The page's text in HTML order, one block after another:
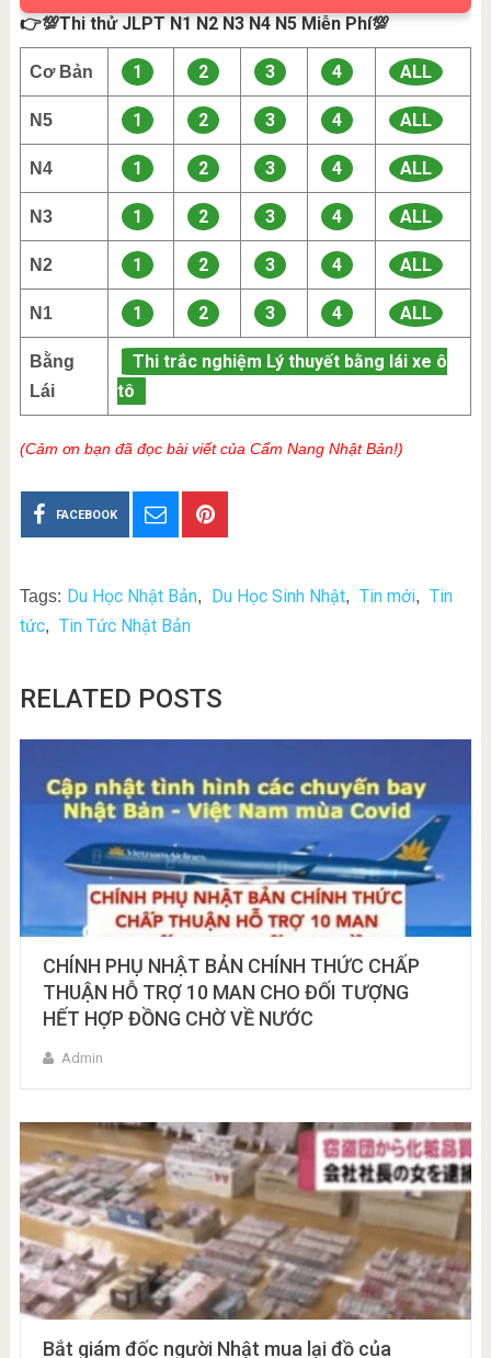
👉💯Thi thử JLPT N1 N2 N3 N4 N5 Miễn Phí💯
Cơ Bản 1 2 3 4 ALL
N5 1 2 3 4 ALL
N4 1 2 3 4 ALL
N3 1 2 3 4 ALL
N2 1 2 3 4 ALL
N1 1 2 3 4 ALL
Bằng
Lái
Thi trắc nghiệm Lý thuyết bằng lái xe ô
tô
(Cảm ơn bạn đã đọc bài viết của Cẩm Nang Nhật Bản!)
FACEBOOK
Tags: Du Học Nhật Bản, Du Học Sinh Nhật, Tin mới, Tin
tức, Tin Tức Nhật Bản
RELATED POSTS
CHÍNH PHỤ NHẬT BẢN CHÍNH THỨC CHẤP
THUẬN HỖ TRỢ 10 MAN CHO ĐỐI TƯỢNG
HẾT HỢP ĐỒNG CHỜ VỀ NƯỚC
Admin
Bắt giám đốc người Nhật mua lại đồ của